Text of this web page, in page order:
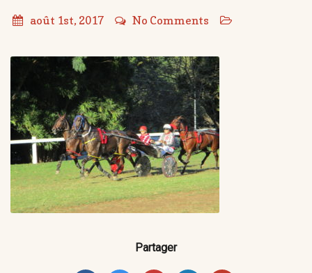
août 1st, 2017 No Comments
Partager